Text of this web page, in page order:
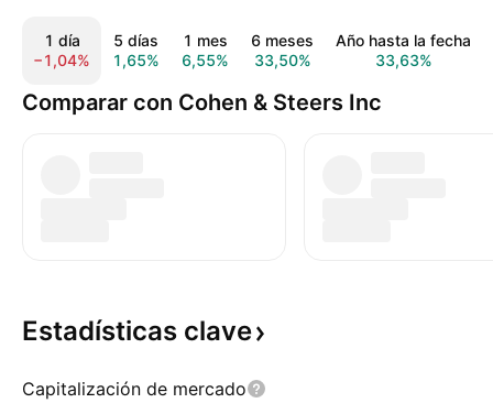
1 día
−1,04%
5 días
1,65%
1 mes
6,55%
6 meses
33,50%
Año hasta la fecha
33,63%
Comparar con Cohen & Steers Inc
Estadísticas clave
Capitalización de mercado